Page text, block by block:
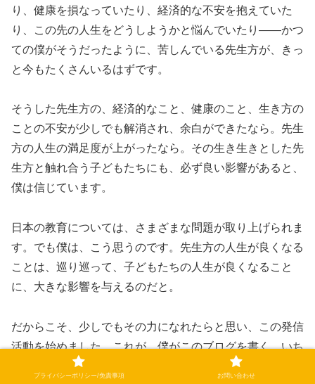
り、健康を損なっていたり、経済的な不安を抱えていた
り、この先の人生をどうしようかと悩んでいたり——かつ
ての僕がそうだったように、苦しんでいる先生方が、きっ
と今もたくさんいるはずです。
そうした先生方の、経済的なこと、健康のこと、生き方の
ことの不安が少しでも解消され、余白ができたなら。先生
方の人生の満足度が上がったなら。その生き生きとした先
生方と触れ合う子どもたちにも、必ず良い影響があると、
僕は信じています。
日本の教育については、さまざまな問題が取り上げられま
す。でも僕は、こう思うのです。先生方の人生が良くなる
ことは、巡り巡って、子どもたちの人生が良くなること
に、大きな影響を与えるのだと。
だからこそ、少しでもその力になれたらと思い、この発信
活動を始めました。これが、僕がこのブログを書く、いち
ばんの理由です。
プライバシーポリシー/免責事項 お問い合わせ